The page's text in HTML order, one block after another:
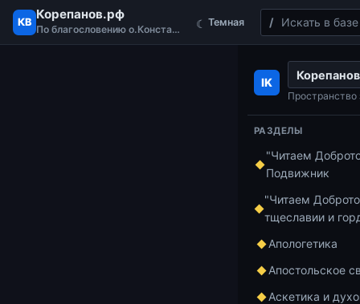
КВ Корепанов.рф
По благословению о.Константина ☾ Темная Поиск
IK
Пространство
РАЗДЕЛЫ
"Читаем
Подвижник
"Читаем
тщеславии и
Апологетика
Апостольское
Аскетика и
Главная
Беседы по
62-